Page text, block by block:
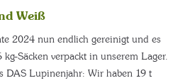
Weiß
2024 nun endlich gereinigt und es
Säcken verpackt in unserem Lager.
DAS Lupinenjahr: Wir haben 19 t